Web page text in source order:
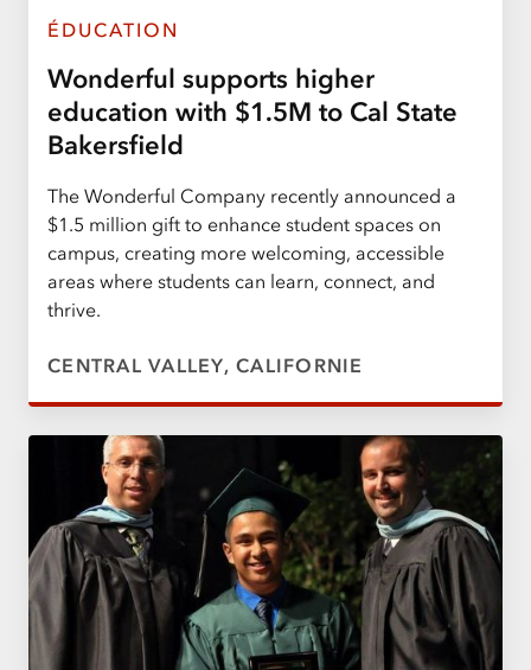
ÉDUCATION
Wonderful supports higher
education with $1.5M to Cal State
Bakersfield
The Wonderful Company recently announced a
$1.5 million gift to enhance student spaces on
campus, creating more welcoming, accessible
areas where students can learn, connect, and
thrive.
CENTRAL VALLEY, CALIFORNIE